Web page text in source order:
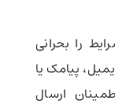
را بحرانی
پیامک یا
ارسال